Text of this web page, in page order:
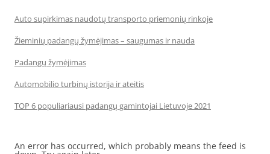
Auto supirkimas naudotų transporto priemonių rinkoje
Žieminių padangų žymėjimas – saugumas ir nauda
Padangų žymėjimas
Automobilio turbinų istorija ir ateitis
TOP 6 populiariausi padangų gamintojai Lietuvoje 2021
An error has occurred, which probably means the feed is